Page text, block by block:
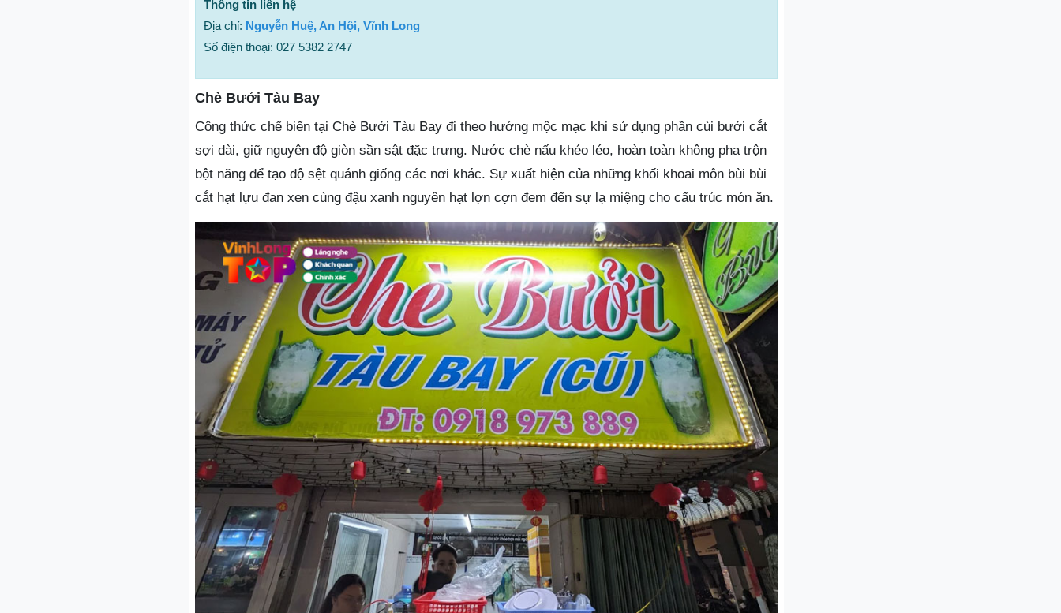
Thông tin liên hệ
Địa chỉ: Nguyễn Huệ, An Hội, Vĩnh Long
Số điện thoại: 027 5382 2747
Chè Bưởi Tàu Bay
Công thức chế biến tại Chè Bưởi Tàu Bay đi theo hướng mộc mạc khi sử dụng phần cùi bưởi cắt
sợi dài, giữ nguyên độ giòn sần sật đặc trưng. Nước chè nấu khéo léo, hoàn toàn không pha trộn
bột năng để tạo độ sệt quánh giống các nơi khác. Sự xuất hiện của những khối khoai môn bùi bùi
cắt hạt lựu đan xen cùng đậu xanh nguyên hạt lợn cợn đem đến sự lạ miệng cho cấu trúc món ăn.